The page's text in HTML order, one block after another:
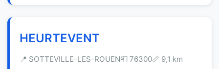
HEURTEVENT
📍 SOTTEVILLE-LES-ROUEN📮 76300📏 9,1 km